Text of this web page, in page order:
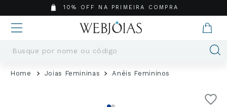
10% OFF NA PRIMEIRA COMPRA
Busque por nome ou código
Joias Femininas Anéis Femininos
Termos mais buscados